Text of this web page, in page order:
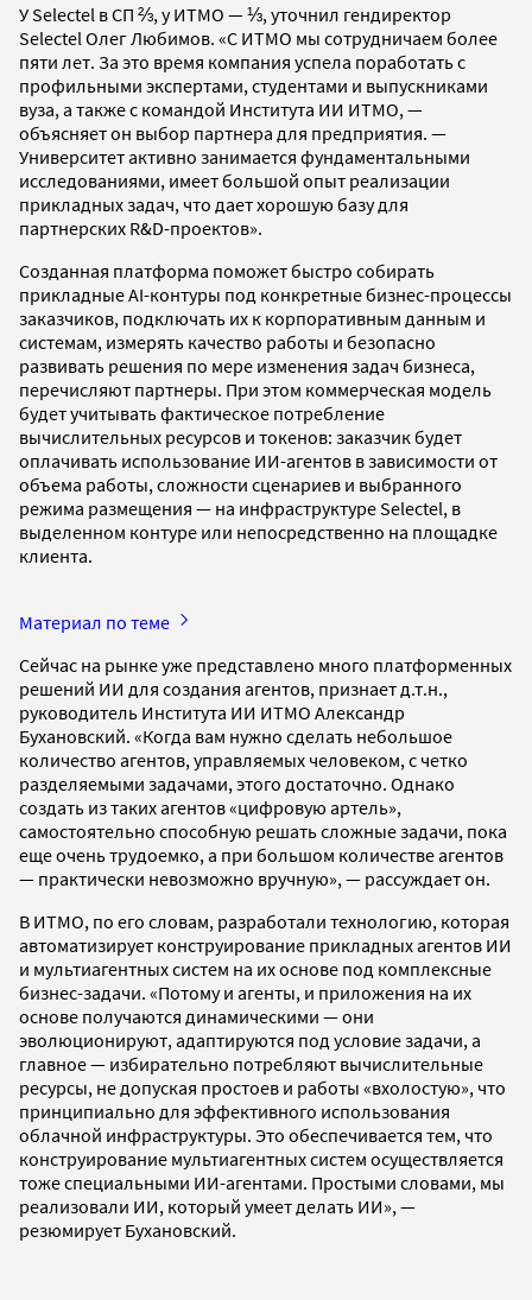
У Selectel в СП ⅔, у ИТМО — ⅓, уточнил гендиректор
Selectel Олег Любимов. «С ИТМО мы сотрудничаем более
пяти лет. За это время компания успела поработать с
профильными экспертами, студентами и выпускниками
вуза, а также с командой Института ИИ ИТМО, —
объясняет он выбор партнера для предприятия. —
Университет активно занимается фундаментальными
исследованиями, имеет большой опыт реализации
прикладных задач, что дает хорошую базу для
партнерских R&D-проектов».
Созданная платформа поможет быстро собирать
прикладные AI-контуры под конкретные бизнес-процессы
заказчиков, подключать их к корпоративным данным и
системам, измерять качество работы и безопасно
развивать решения по мере изменения задач бизнеса,
перечисляют партнеры. При этом коммерческая модель
будет учитывать фактическое потребление
вычислительных ресурсов и токенов: заказчик будет
оплачивать использование ИИ-агентов в зависимости от
объема работы, сложности сценариев и выбранного
режима размещения — на инфраструктуре Selectel, в
выделенном контуре или непосредственно на площадке
клиента.
Материал по теме
Сейчас на рынке уже представлено много платформенных
решений ИИ для создания агентов, признает д.т.н.,
руководитель Института ИИ ИТМО Александр
Бухановский. «Когда вам нужно сделать небольшое
количество агентов, управляемых человеком, с четко
разделяемыми задачами, этого достаточно. Однако
создать из таких агентов «цифровую артель»,
самостоятельно способную решать сложные задачи, пока
еще очень трудоемко, а при большом количестве агентов
— практически невозможно вручную», — рассуждает он.
В ИТМО, по его словам, разработали технологию, которая
автоматизирует конструирование прикладных агентов ИИ
и мультиагентных систем на их основе под комплексные
бизнес-задачи. «Потому и агенты, и приложения на их
основе получаются динамическими — они
эволюционируют, адаптируются под условие задачи, а
главное — избирательно потребляют вычислительные
ресурсы, не допуская простоев и работы «вхолостую», что
принципиально для эффективного использования
облачной инфраструктуры. Это обеспечивается тем, что
конструирование мультиагентных систем осуществляется
тоже специальными ИИ-агентами. Простыми словами, мы
реализовали ИИ, который умеет делать ИИ», —
резюмирует Бухановский.